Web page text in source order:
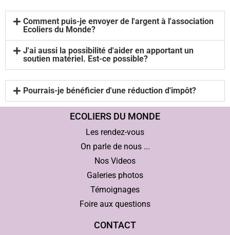
Comment puis-je envoyer de l'argent à l'association
Ecoliers du Monde?
J'ai aussi la possibilité d'aider en apportant un
soutien matériel. Est-ce possible?
Pourrais-je bénéficier d'une réduction d'impôt?
ECOLIERS DU MONDE
Les rendez-vous
On parle de nous ...
Nos Videos
Galeries photos
Témoignages
Foire aux questions
CONTACT